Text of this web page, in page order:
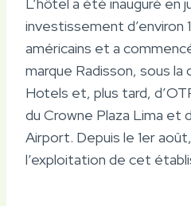
investissement d’environ
américains et a
marque Radisson, sous la
Hotels et, plus tard,
du Crowne Plaza Lima et
Airport. Depuis le 1er
l’exploitation de cet